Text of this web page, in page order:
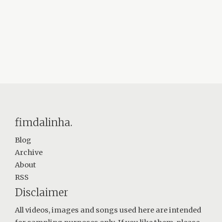
fimdalinha.
Blog
Archive
About
RSS
Disclaimer
All videos, images and songs used here are intended